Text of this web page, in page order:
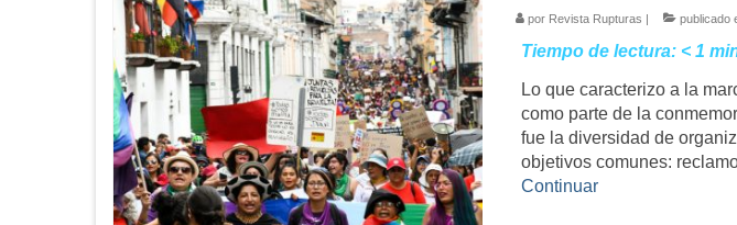
por Revista Rupturas | publicado
Tiempo de lectura: < 1
Lo que caracterizo a la
como parte de la
fue la diversidad de
objetivos comunes:
Continuar